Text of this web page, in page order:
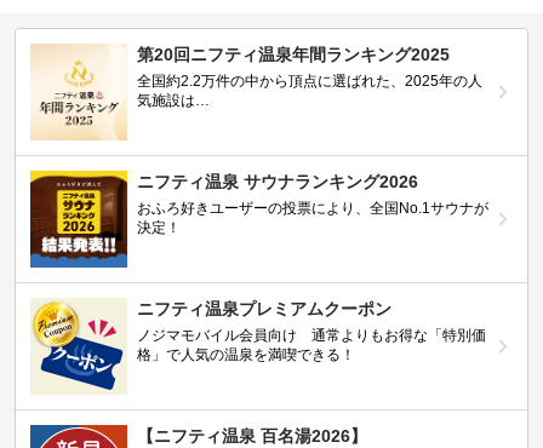
第20回ニフティ温泉年間ランキング2025
全国約2.2万件の中から頂点に選ばれた、2025年の人
気施設は…
ニフティ温泉 サウナランキング2026
おふろ好きユーザーの投票により、全国No.1サウナが
決定！
ニフティ温泉プレミアムクーポン
ノジマモバイル会員向け 通常よりもお得な「特別価
格」で人気の温泉を満喫できる！
【ニフティ温泉 百名湯2026】